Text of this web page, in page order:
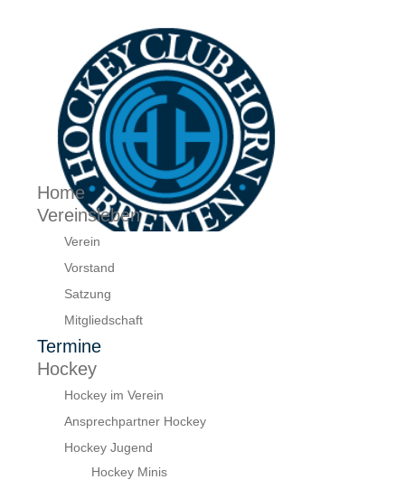
Home
Vereinsleben
Verein
Vorstand
Satzung
Mitgliedschaft
Termine
Hockey
Hockey im Verein
Ansprechpartner Hockey
Hockey Jugend
Hockey Minis